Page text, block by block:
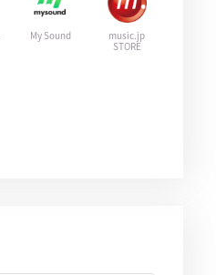
My Sound
music.jp
STORE